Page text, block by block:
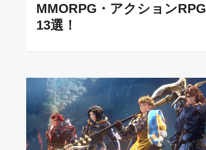
MMORPG・アクションRPG
13選！